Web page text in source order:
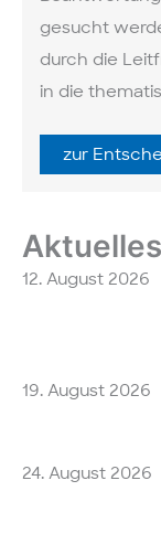
gesucht
durch die
in die
zur
12. August 2026
19. August 2026
24. August 2026